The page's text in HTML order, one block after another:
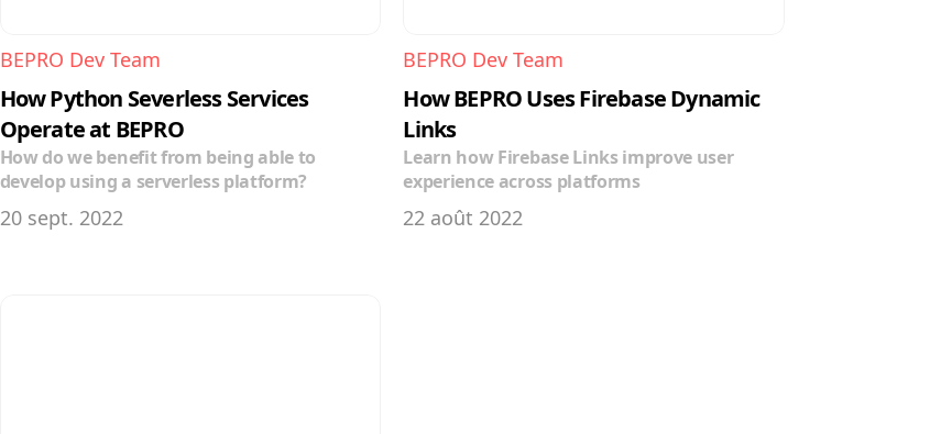
BEPRO Dev Team
How Python Severless Services
Operate at BEPRO
How do we benefit from being able to
develop using a serverless platform?
20 sept. 2022
BEPRO Dev Team
How BEPRO Uses Firebase Dynamic
Links
Learn how Firebase Links improve user
experience across platforms
22 août 2022